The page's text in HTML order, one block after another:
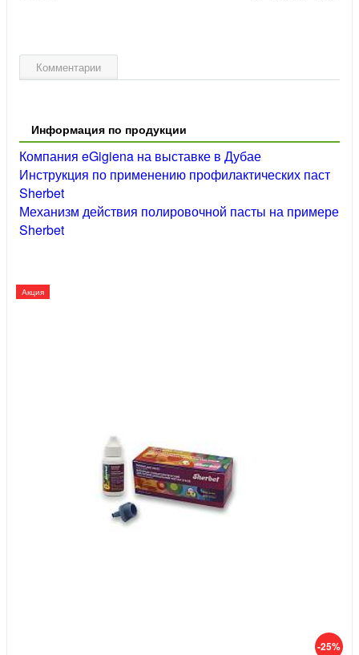
Комментарии
Информация по продукции
Компания eGigiena на выставке в Дубае
Инструкция по применению профилактических паст
Sherbet
Механизм действия полировочной пасты на примере
Sherbet
-25%
Акция